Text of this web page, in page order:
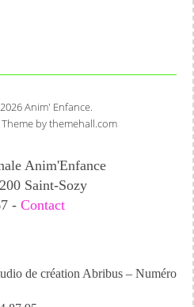
Anim' Enfance.
by themehall.com
Anim'Enfance
Saint-Sozy
- Contact
de création Abribus – Numéro